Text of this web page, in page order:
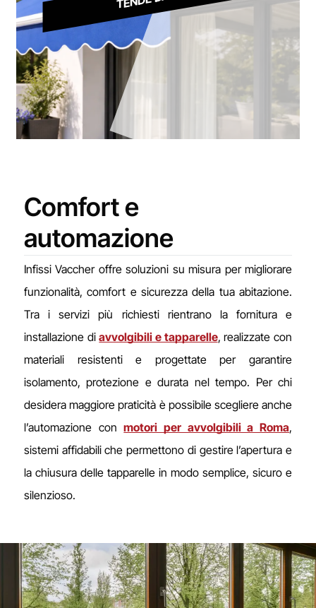
Infissi Vaccher offre soluzioni su misura per migliorare
funzionalità, comfort e sicurezza della tua abitazione.
Tra i servizi più richiesti rientrano la fornitura e
installazione di avvolgibili e tapparelle, realizzate con
materiali resistenti e progettate per garantire
isolamento, protezione e durata nel tempo. Per chi
desidera maggiore praticità è possibile scegliere anche
l’automazione con motori per avvolgibili a Roma,
sistemi affidabili che permettono di gestire l’apertura e
la chiusura delle tapparelle in modo semplice, sicuro e
silenzioso.
Comfort e
automazione